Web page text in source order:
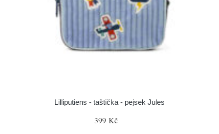
Lilliputiens - taštička - pejsek Jules
399 Kč